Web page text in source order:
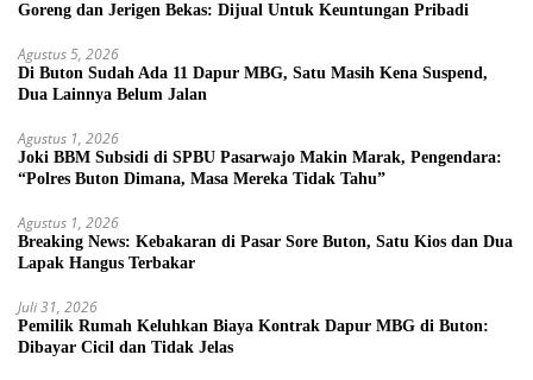
Goreng dan Jerigen Bekas: Dijual Untuk Keuntungan Pribadi
Agustus 5, 2026
Di Buton Sudah Ada 11 Dapur MBG, Satu Masih Kena Suspend,
Dua Lainnya Belum Jalan
Agustus 1, 2026
Joki BBM Subsidi di SPBU Pasarwajo Makin Marak, Pengendara:
“Polres Buton Dimana, Masa Mereka Tidak Tahu”
Agustus 1, 2026
Breaking News: Kebakaran di Pasar Sore Buton, Satu Kios dan Dua
Lapak Hangus Terbakar
Juli 31, 2026
Pemilik Rumah Keluhkan Biaya Kontrak Dapur MBG di Buton:
Dibayar Cicil dan Tidak Jelas